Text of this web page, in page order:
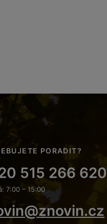
PORADIT?
515 266 620
7:00 – 15:00